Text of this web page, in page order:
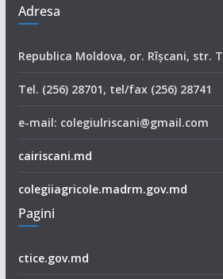
Adresa
Republica Moldova, or. Rîşcani, str.
Tel. (256) 28701, tel/fax (256) 28741
e-mail: colegiulriscani@gmail.com
cairiscani.md
colegiiagricole.madrm.gov.md
Pagini
ctice.gov.md